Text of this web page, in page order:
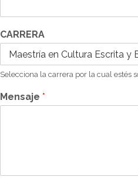
CARRERA
Selecciona la carrera por la cual estés
Mensaje *